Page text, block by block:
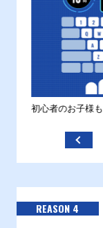
初心者のお子様
REASON 4